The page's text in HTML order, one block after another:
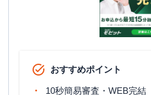
おすすめポイント
10秒簡易審査・WEB完結